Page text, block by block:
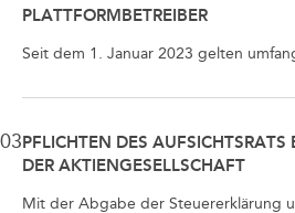
PLATTFORMBETREIBER
Seit dem 1. Januar 2023 gelten
03 PFLICHTEN DES AUFSICHTSRATS
DER AKTIENGESELLSCHAFT
Mit der Abgabe der Steuererklärung